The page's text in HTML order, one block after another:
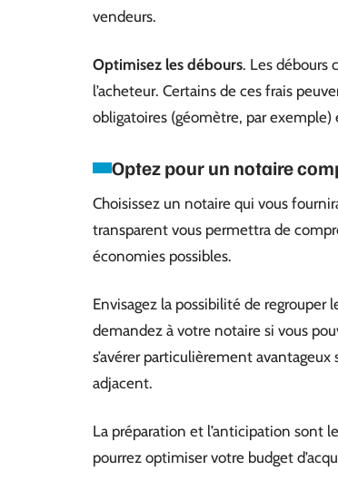
vendeurs.
Optimisez les débours. Les débours
l’acheteur. Certains de ces frais
obligatoires (géomètre, par
Optez pour un notaire
Choisissez un notaire qui vous
transparent vous permettra de
économies possibles.
Envisagez la possibilité de
demandez à votre notaire si vous
s’avérer particulièrement
adjacent.
La préparation et l’anticipation sont
pourrez optimiser votre budget